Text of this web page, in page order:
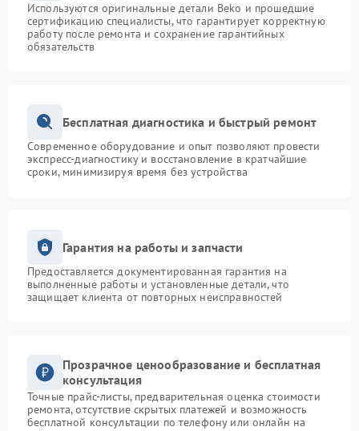
Используются оригинальные детали Beko и прошедшие
сертификацию специалисты, что гарантирует корректную
работу после ремонта и сохранение гарантийных
обязательств
Бесплатная диагностика и быстрый ремонт
Современное оборудование и опыт позволяют провести
экспресс-диагностику и восстановление в кратчайшие
сроки, минимизируя время без устройства
Гарантия на работы и запчасти
Предоставляется документированная гарантия на
выполненные работы и установленные детали, что
защищает клиента от повторных неисправностей
Прозрачное ценообразование и бесплатная
консультация
Точные прайс-листы, предварительная оценка стоимости
ремонта, отсутствие скрытых платежей и возможность
бесплатной консультации по телефону или онлайн на